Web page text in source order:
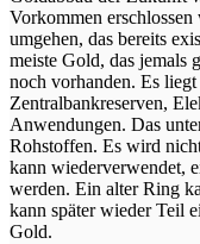
Vorkommen
umgehen, das bereits
meiste Gold, das jemals
noch vorhanden. Es
Zentralbankreserven,
Anwendungen. Das
Rohstoffen. Es wird
kann wiederverwendet,
werden. Ein alter Ring
kann später wieder Teil
Gold.